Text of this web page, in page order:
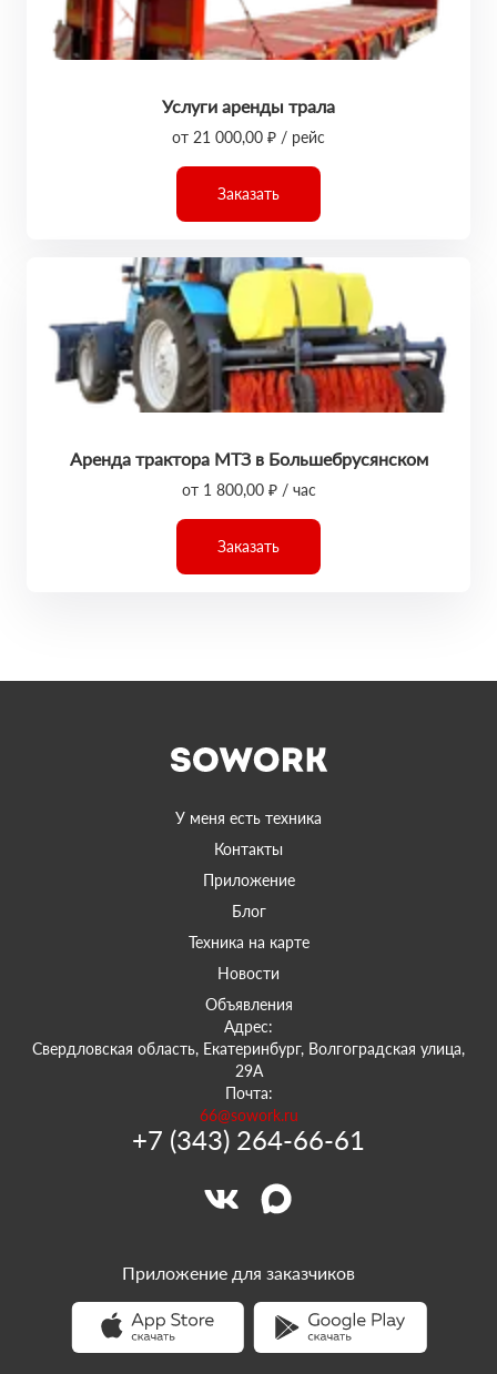
Услуги аренды трала
от 21 000,00 ₽ / рейс
Заказать
Аренда трактора МТЗ в Большебрусянском
от 1 800,00 ₽ / час
Заказать
У меня есть техника
Контакты
Приложение
Блог
Техника на карте
Новости
Объявления
Адрес:
Свердловская область, Екатеринбург, Волгоградская улица,
29А
Почта:
66@sowork.ru
+7 (343) 264-66-61
Приложение для заказчиков